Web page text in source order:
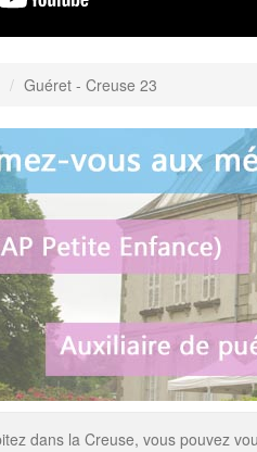
Guéret - Creuse 23
dans la Creuse, vous pouvez